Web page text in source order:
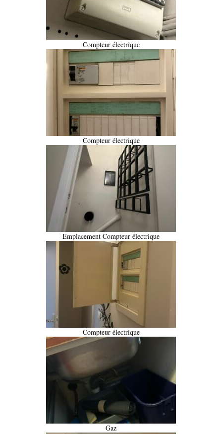
Compteur électrique
Compteur électrique
Emplacement Compteur électrique
Compteur électrique
Gaz